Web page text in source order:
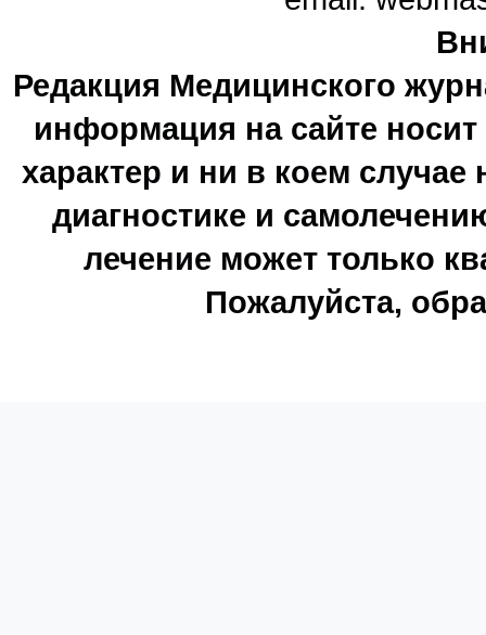
Редакция Медицинского
информация на сайте
характер и ни в коем
диагностике и
лечение может только
Пожалуйста,